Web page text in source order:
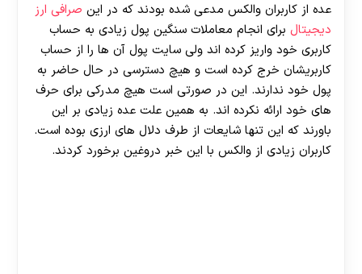
عده از کاربران والکس مدعی شده بودند که در این صرافی ارز
دیجیتال برای انجام معاملات سنگین پول زیادی به حساب
کاربری خود واریز کرده اند ولی سایت پول آن ها را از حساب
کاربریشان خرج کرده است و هیچ دسترسی در حال حاضر به
پول خود ندارند. این در صورتی است هیچ مدرکی برای حرف
های خود ارائه نکرده اند. به همین علت عده زیادی بر این
باورند که این تنها شایعات از طرف دلال های ارزی بوده است.
کاربران زیادی از والکس با این خبر دروغین برخورد کردند.